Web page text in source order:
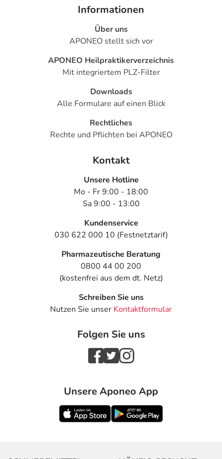
Informationen
Über uns
APONEO stellt sich vor
APONEO Heilpraktikerverzeichnis
Mit integriertem PLZ-Filter
Downloads
Alle Formulare auf einen Blick
Rechtliches
Rechte und Pflichten bei APONEO
Kontakt
Unsere Hotline
Mo - Fr 9:00 - 18:00
Sa 9:00 - 13:00
Kundenservice
030 622 000 10 (Festnetztarif)
Pharmazeutische Beratung
0800 44 00 200
(kostenfrei aus dem dt. Netz)
Schreiben Sie uns
Nutzen Sie unser Kontaktformular
Folgen Sie uns
Unsere Aponeo App